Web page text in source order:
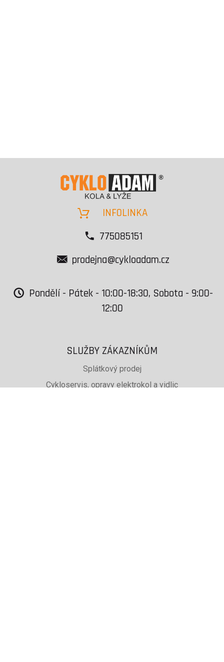
INFOLINKA
775085151
prodejna@cykloadam.cz
Pondělí - Pátek - 10:00-18:30, Sobota - 9:00-
12:00
SLUŽBY ZÁKAZNÍKŮM
Splátkový prodej
Cykloservis, opravy elektrokol a vidlic